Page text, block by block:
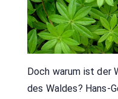
Doch warum ist der
des Waldes? Hans-